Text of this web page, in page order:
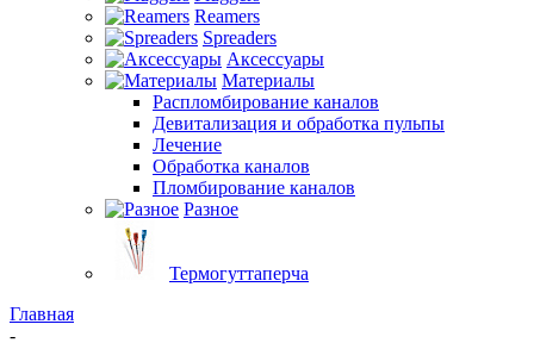
Reamers
Spreaders
Аксессуары
Материалы
Распломбирование каналов
Девитализация и обработка пульпы
Лечение
Обработка каналов
Пломбирование каналов
Разное
Термогуттаперча
Главная
-